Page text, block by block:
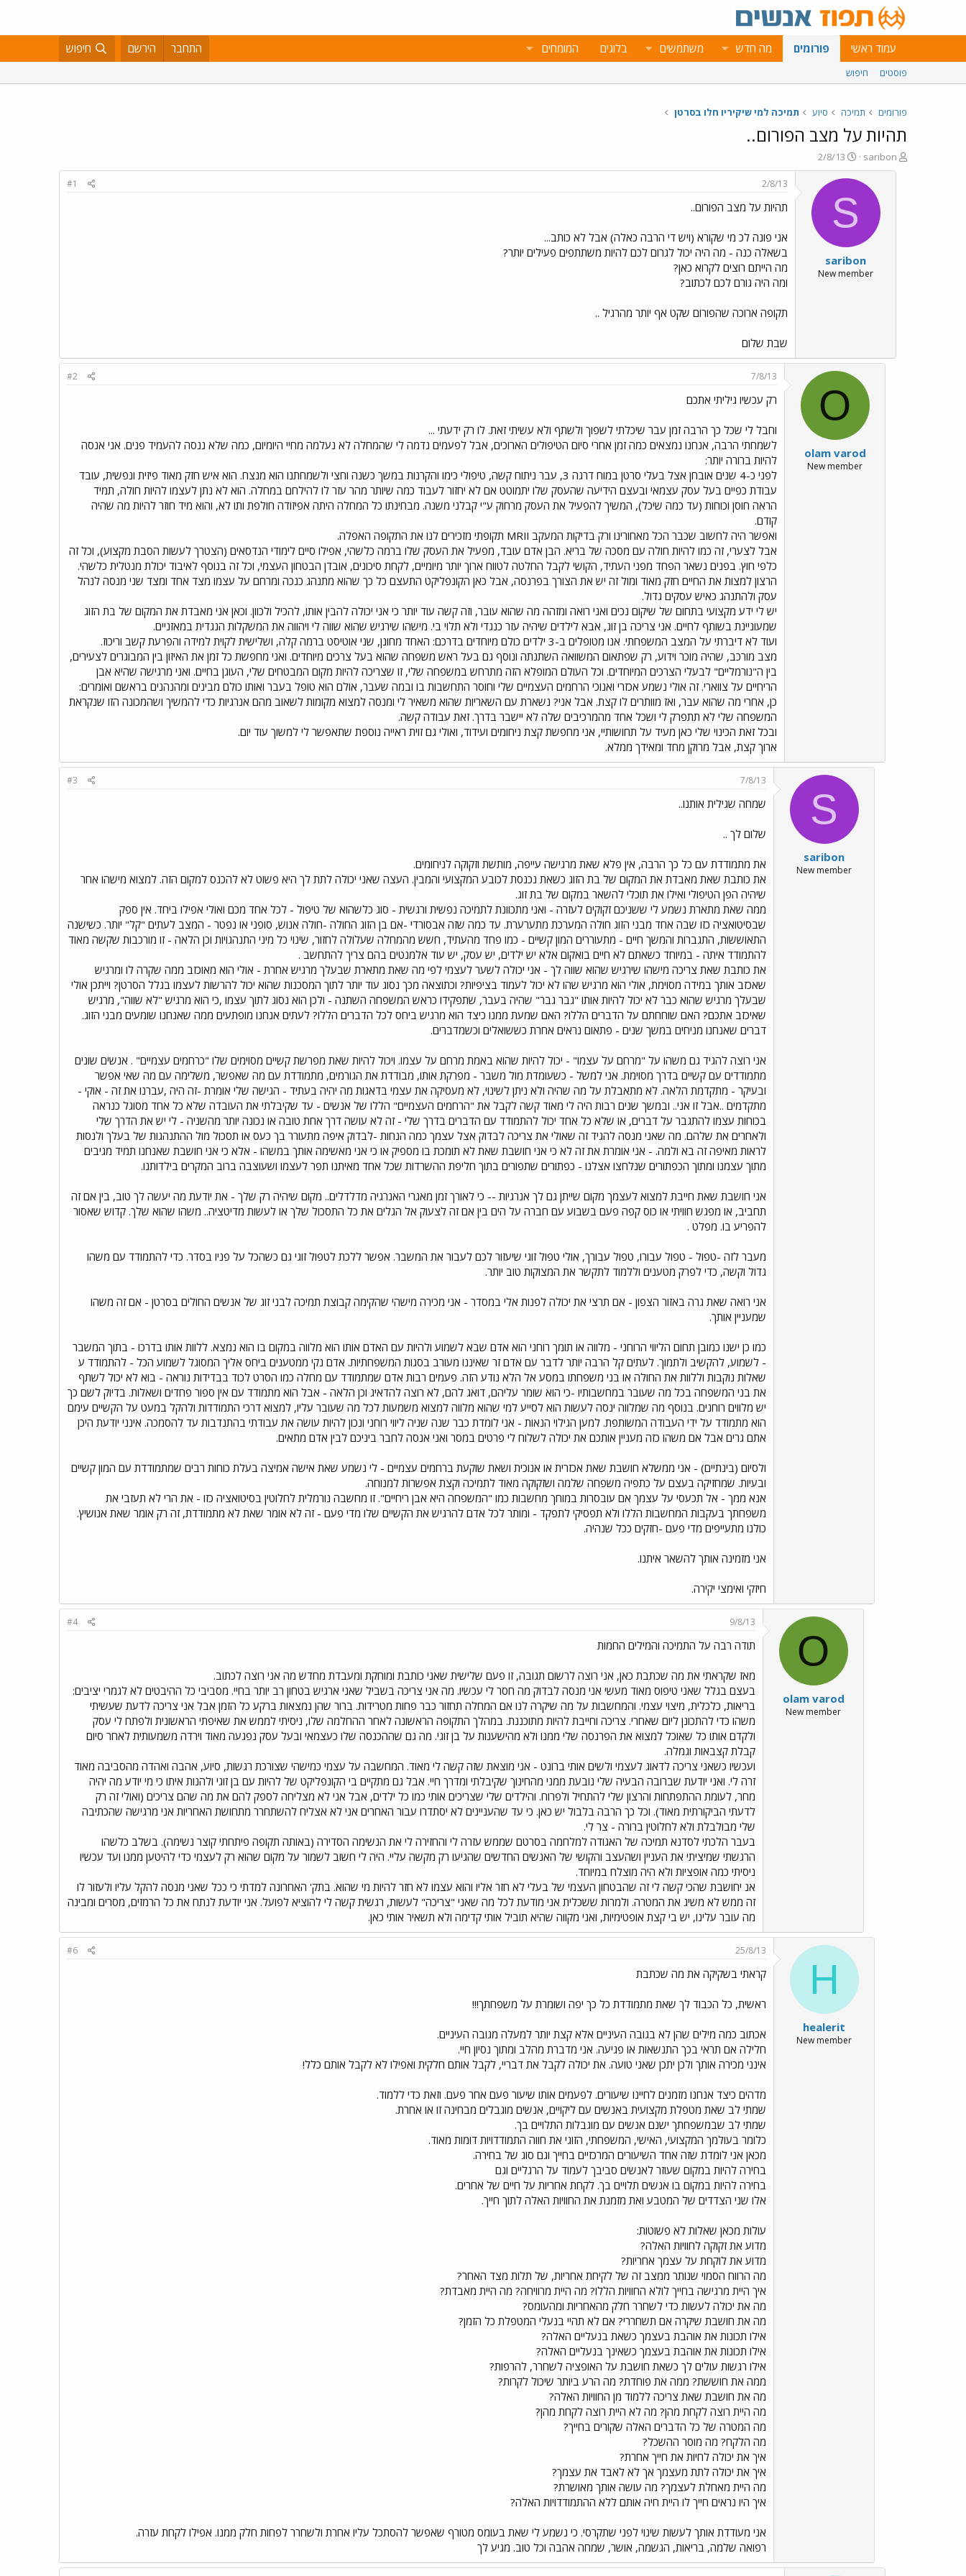
עמוד ראשי פורומים מה חדש משתמשים בלוגים המומחים התחבר הירשם חיפוש
פוסטים חיפוש
פורומים תמיכה סיוע תמיכה למי שיקיריו חלו בסרטן
תהיות על מצב הפורום..
פ
ו
saribon
פ
ו
ר
ס
ם
א
ר
י
2/8/13
S
saribon
New member
2/8/13
#1
תהיות על מצב הפורום..
אני פונה לכ מי שקורא (ויש די הרבה כאלה) אבל לא כותב...
בשאלה כנה - מה היה יכול לגרום לכם להיות משתתפים פעילים יותר?
מה הייתם רוצים לקרוא כאן?
ומה היה גורם לכם לכתוב?
תקופה ארוכה שהפורום שקט אף יותר מהרגיל ..
שבת שלום
O
olam varod
New member
7/8/13
#2
רק עכשיו גיליתי אתכם
וחבל לי שכל כך הרבה זמן עבר שיכלתי לשפוך ולשתף ולא עשיתי זאת. לו רק ידעתי ...
לשמחתי הרבה, אנחנו נמצאים כמה זמן אחרי סיום הטיפולים הארוכים, אבל לפעמים נדמה לי שהמחלה לא נעלמה מחיי היומיום, כמה שלא ננסה להעמיד פנים. אני אנסה
להיות ברורה יותר:
לפני כ-4 שנים אובחן אצל בעלי סרטן במוח דרגה 3, עבר ניתוח קשה, טיפולי כימו והקרנות במשך כשנה וחצי ולשמחתנו הוא מנצח. הוא איש חזק מאוד פיזית ונפשית, עובד
עבודת כפיים בעל עסק עצמאי ובעצם הידיעה שהעסק שלו יתמוטט אם לא יחזור לעבוד כמה שיותר מהר עזר לו להילחם במחלה. הוא לא נתן לעצמו להיות חולה, תמיד
הראה חוסן וכוחות (עד כמה שיכל), המשיך להפעיל את העסק מרחוק ע"י קבלני משנה. מבחינתו כל המחלה היתה אפיזודה חולפת ותו לא, והוא מיד חוזר להיות מה שהיה
קודם.
ואפשר היה לחשוב שכבר הכל מאחורינו ורק בדיקות המעקב וMRI תקופתי מזכירים לנו את התקופה האפלה.
אבל לצערי, זה כמו להיות חולה עם מסכה של בריא. הבן אדם עובד, מפעיל את העסק שלו ברמה כלשהי, אפילו סיים לימודי הנדסאים (הצטרך לעשות הסבת מקצוע), וכל זה
כלפי חוץ. בפנים נשאר הפחד מפני העתיד, הקושי לקבל החלטה לטווח ארוך יותר מיומיים, לקחת סיכונים, אובדן הבטחון העצמי, וכל זה בנוסף לאיבוד יכולת מנטלית כלשהי.
הרצון למצות את החיים חזק מאוד ומול זה יש את הצורך בפרנסה, אבל כאן הקונפליקט התעצם כל כך שהוא מתנהג כנכה ומרחם על עצמו מצד אחד ומצד שני מנסה לנהל
עסק ולהתנהג כאיש עסקים גדול.
יש לי ידע מקצועי בתחום של שיקום נכים ואני רואה ומזהה מה שהוא עובר, וזה קשה עוד יותר כי אני יכולה להבין אותו, להכיל ולכוון. וכאן אני מאבדת את המקום של בת הזוג
שמעוניינת בשותף לחיים. אני צריכה בן זוג, אבא לילדים שיהיה עזר כנגדי ולא תלוי בי. מישהו שירגיש שהוא שווה לי ויהווה את המשקלות הנגדית במאזניים.
ועוד לא דיברתי על המצב המשפחתי. אנו מטופלים ב-3 ילדים כולם מיוחדים בדרכם: האחד מחונן, שני אוטיסט ברמה קלה, ושלישית לקוית למידה והפרעת קשב וריכוז.
מצב מורכב, שהיה מוכר וידוע, רק שפתאום המשוואה השתנתה ונוסף גם בעל ראש משפחה שהוא בעל צרכים מיוחדים. ואני מחפשת כל זמן את האיזון בין המבוגרים לצעירים,
בין ה"נורמליים" לבעלי הצרכים המיוחדים. וכל העולם המופלא הזה מתרחש במשפחה שלי, זו שצריכה להיות מקום המבטחים שלי, העוגן בחיים. ואני מרגישה שהיא אבן
הריחיים על צווארי. זה אולי נשמע אכזרי ואנוכי הרחמים העצמיים שלי וחוסר התחשבות בו ובמה שעבר, אולם הוא טופל בעבר ואותו כולם מבינים ומהנהנים בראשם ואומרים:
כן, אחרי מה שהוא עבר, ואז מוותרים לו קצת. אבל אני? נשארת עם השאריות שהוא משאיר לי ומנסה למצוא מקומות לשאוב מהם אנרגיות כדי להמשיך ושהמכונה הזו שנקראת
המשפחה שלי לא תתפרק לי ושכל אחד מהמרכיבים שלה לא יישבר בדרך. זאת עבודה קשה.
ובכל זאת הכינוי שלי כאן מעיד על תחושותיי, אני מחפשת קצת ניחומים ועידוד, ואולי גם זוית ראייה נוספת שתאפשר לי למשוך עוד יום.
ארוך קצת, אבל מרוקן מחד ומאידך ממלא.
S
saribon
New member
7/8/13
#3
שמחה שגילית אותנו..
שלום לך ..
את מתמודדת עם כל כך הרבה, אין פלא שאת מרגישה עייפה, מותשת וזקוקה לניחומים.
את כותבת שאת מאבדת את המקום של בת הזוג כשאת נכנסת לכובע המקצועי והמבין. העצה שאני יכולה לתת לך היא פשוט לא להכנס למקום הזה. למצוא מישהו אחר
שיהיה הפן הטיפולי ואילו את תוכלי להשאר במקום של בת זוג.
ממה שאת מתארת נשמע לי ששניכם זקוקים לעזרה - ואני מתכוונת לתמיכה נפשית ורגשית - סוג כלשהוא של טיפול - לכל אחד מכם ואולי אפילו ביחד. אין ספק
שבסיטואציה כזו שבה אחד מבני הזוג חולה המערכת מתערערת. עד כמה שזה אבסורדי -אם בן הזוג החולה -חולה אנוש, סופני או נפטר - המצב לעתים "קל" יותר. כשישנה
התאוששות, התגברות והמשך חיים - מתעוררים המון קשיים - כמו פחד מהעתיד, חשש מהמחלה שעלולה לחזור, שינוי כל מיני התנהגויות וכן הלאה - זו מורכבות שקשה מאוד
להתמודד איתה - במיוחד כשאתם לא חיים בואקום אלא יש ילדים, יש עסק, יש עוד אלמנטים בהם צריך להתחשב .
את כותבת שאת צריכה מישהו שירגיש שהוא שווה לך - אני יכולה לשער לעצמי לפי מה שאת מתארת שבעלך מרגיש אחרת - אולי הוא מאוכזב ממה שקרה לו ומרגיש
שאכזב אותך במידה מסוימת, אולי הוא מרגיש שהו לא יכול לעמוד בציפיות? וכתוצאה מכך נסוג עוד יותר לתוך המסכנות שהוא יכול להרשות לעצמו בגלל הסרטן? וייתכן אולי
שבעלך מרגיש שהוא כבר לא יכול להיות אותו "גבר גבר" שהיה בעבר, שתפקידו כראש המשפחה השתנה - ולכן הוא נסוג לתוך עצמו ,כי הוא מרגיש "לא שווה", מרגיש
שאיכזב אתכם? האם שוחחתם על הדברים הללו? האם שמעת ממנו כיצד הוא מרגיש ביחס לכל הדברים הללו? לעתים אנחנו מופתעים ממה שאנחנו שומעים מבני הזוג.
דברים שאנחנו מניחים במשך שנים - פתאום נראים אחרת כששואלים וכשמדברים.
אני רוצה להגיד גם משהו על "מרחם על עצמו" - יכול להיות שהוא באמת מרחם על עצמו. ויכול להיות שאת מפרשת קשיים מסוימים שלו "כרחמים עצמיים" . אנשים שונים
מתמודדים עם קשיים בדרך מסוימת. אני למשל - כשעומדת מול משבר - מפרקת אותו, מבודדת את הגורמים, מתמודדת עם מה שאפשר, משלימה עם מה שאי אפשר
ובעיקר - מתקדמת הלאה. לא מתאבלת על מה שהיה ולא ניתן לשינוי, לא מעסיקה את עצמי בדאגות מה יהיה בעתיד - הגישה שלי אומרת -זה היה ,עברנו את זה - אוקי -
מתקדמים ..אבל זו אני.. ובמשך שנים רבות היה לי מאוד קשה לקבל את "הרחמים העצמיים" הללו של אנשים - עד שקיבלתי את העובדה שלא כל אחד מסוגל כנראה
בכוחות עצמו להתגבר על דברים, או שלא כל אחד יכול להתמודד עם הדברים בדרך שלי - זה לא עושה דרך אחת טובה או נכונה יותר מהשניה - לי יש את הדרך שלי
ולאחרים את שלהם. מה שאני מנסה להגיד זה שאולי את צריכה לבדוק אצל עצמך כמה הנחות -לבדוק איפה מתעורר בך כעס או תסכול מול ההתנהגות של בעלך ולנסות
לראות מאיפה זה בא ולמה. - אני אומרת את זה לא כי אני חושבת שאת לא תומכת בו מספיק או כי אני מאשימה אותך במשהו - אלא כי אני חושבת שאנחנו תמיד מגיבים
מתוך עצמנו ומתוך הכפתורים שנלחצו אצלנו - כפתורים שתפורים בתוך חליפת ההשרדות שכל אחד מאיתנו תפר לעצמו ושעוצבה ברוב המקרים בילדותנו.
אני חושבת שאת חייבת למצוא לעצמך מקום שייתן גם לך אנרגיות -- כי לאורך זמן מאגרי האנרגיה מדלדלים.. מקום שיהיה רק שלך - את יודעת מה יעשה לך טוב, בין אם זה
תחביב, או מפגש חוויתי או כוס קפה פעם בשבוע עם חברה על הים בין אם זה לצעוק אל הגלים את כל התסכול שלך או לעשות מדיטציה.. משהו שהוא שלך. קדוש שאסור
להפריע בו. מפלט .
מעבר לזה -טפול - טפול עבורו, טפול עבורך, אולי טפול זוגי שיעזור לכם לעבור את המשבר. אפשר ללכת לטפול זוגי גם כשהכל על פניו בסדר. כדי להתמודד עם משהו
גדול וקשה, כדי לפרק מטענים וללמוד לתקשר את המצוקות טוב יותר.
אני רואה שאת גרה באזור הצפון - אם תרצי את יכולה לפנות אלי במסדר - אני מכירה מישהי שהקימה קבוצת תמיכה לבני זוג של אנשים החולים בסרטן - אם זה משהו
שמעניין אותך.
כמו כן ישנו כמובן תחום הליווי הרוחני - מלווה או תומך רוחני הוא אדם שבא לשמוע ולהיות עם האדם אותו הוא מלווה במקום בו הוא נמצא. ללוות אותו בדרכו - בתוך המשבר
- לשמוע, להקשיב ולתמוך. לעתים קל הרבה יותר לדבר עם אדם זר שאיננו מעורב בסגות המשפחתיות. אדם נקי ממטענים ביחס אליך המסוגל לשמוע הכל - להתמודד ע
שאלות נוקבות וללוות את החולה או בני משפחתו במסע אל הלא נודע הזה. פעמים רבות אדם שמתמודד עם מחלה כמו הסרט לכוד בבדידות נוראה - בוא לא יכול לשתף
את בני המשפחה בכל מה שעובר במחשבותיו -כי הוא שומר עליהם, דואג להם, לא רוצה להדאיג וכן הלאה - אבל הוא מתמודד עם אין ספור פחדים ושאלות. בדיוק לשם כך
יש מלווים רוחנים. בנוסף מה שמלווה ינסה לעשות הוא לסייע למי שהוא מלווה למצוא משמעות לכל מה שעובר עליו, למצוא דרכי התמודדות ולהקל במעט על הקשיים עימם
הוא מתמודד על ידי העבודה המשותפת. למען הגילוי הנאות - אני לומדת כבר שנה שניה ליווי רוחני ונכון להיות עושה את עבודתי בהתנדבות עד להסמכה. אינני יודעת היכן
אתם גרים אבל אם משהו כזה מעניין אותכם את יכולה לשלוח לי פרטים במסר ואני אנסה לחבר ביניכם לבין אדם מתאים.
ולסיום (בינתיים) - אני ממשלא חושבת שאת אכזרית או אנוכית ושאת שוקעת ברחמים עצמיים - לי נשמע שאת אישה אמיצה בעלת כוחות רבים שמתמודדת עם המון קשיים
ובעיות. שמחזיקה בעצם על כתפיה משפחה שלמה ושזקוקה מאוד לתמיכה וקצת אפשרות למנוחה.
אנא ממך - אל תכעסי על עצמך אם עובסרות במוחך מחשבות כמו "המשפחה היא אבן ריחיים". זו מחשבה נורמלית לחלוטין בסיטואציה כזו - את הרי לא תעזבי את
משפחתך בעקבות המחשבות הללו ולא תפסיקי לתפקד - ומותר לכל אדם להרגיש את הקשיים שלו מדי פעם - זה לא אומר שאת לא מתמודדת, זה רק אומר שאת אנושיץ.
כולנו מתעייפים מדי פעם -חזקים ככל שנהיה.
אני מזמינה אותך להשאר איתנו.
חיזקי ואימצי יקירה.
O
olam varod
New member
9/8/13
#4
תודה רבה על התמיכה והמילים החמות
מאז שקראתי את מה שכתבת כאן, אני רוצה לרשום תגובה, זו פעם שלישית שאני כותבת ומוחקת ומעבדת מחדש מה אני רוצה לכתוב.
בעצם בגלל שאני טיפוס מאוד מעשי אני מנסה לבדוק מה חסר לי עכשיו. מה אני צריכה בשביל שאני ארגיש בטחון רב יותר בחיי. מסביבי כל ההיבטים לא לגמרי יציבים:
בריאות, כלכלית, מיצוי עצמי. והמחשבות על מה שיקרה לנו אם המחלה תחזור כבר פחות מטרידות. ברור שהן נמצאות ברקע כל הזמן אבל אני צריכה לדעת שעשיתי
משהו כדי להתכונן ליום שאחרי. צריכה וחייבת להיות מתוכננת. במהלך התקופה הראשונה לאחר ההחלמה שלו, ניסיתי לממש את שאיפתי הראשונית ולפתח לי עסק
ולקדם אותו כל שאוכל למצוא את הפרנסה שלי ממנו ולא מהישענות על בן זוגי. מה גם שההכנסה שלו כעצמאי ובעל עסק נפגעה מאוד וירדה משמעותית לאחר סיום
קבלת קצבאות וגמלה.
ועכשיו כשאני צריכה לדאוג לעצמי ולשים אותי ברונט - אני מוצאת שזה קשה לי מאוד. המחשבה על עצמי כמישהי שצורכת רגשות, סיוע, אהבה ואהדה מהסביבה מאוד
זרה לי. ואני יודעת שברובה הבעיה שלי נובעת ממני מהחינוך שקיבלתי ומדרך חיי. אבל גם מתקיים בי הקונפליקט של להיות עם בן זוגי ולהנות איתו כי מי יודע מה יהיה
מחר, לעומת ההתפתחות והרצון שלי להתחיל ולפרוח. והילדים שלי שצריכים אותי כמו כל ילדים, אבל אני לא מצליחה לספק להם את מה שהם צריכים (ואולי זה רק
לדעתי הביקורתית מאוד). וכל כך הרבה בלבול יש כאן. כי עד שהעניינים לא יסתדרו עבור האחרים אני לא אצליח להשתחרר מתחושת האחריות אני מרגישה שהכתיבה
שלי מבולבלת ולא לחלוטין ברורה - צר לי.
בעבר הלכתי לסדנא תמיכה של האגודה למלחמה בסרטם שממש עזרה לי והחזירה לי את הנשימה הסדירה (באותה תקופה פיתחתי קוצר נשימה). בשלב כלשהו
הרגשתי שמיציתי את העניין ושהעצב והקושי של האנשים החדשים שהגיעו רק מקשה עליי. היה לי חשוב לשמור על מקום שהוא רק לעצמי כדי להיטען ממנו ועד עכשיו
ניסיתי כמה אופציות ולא היה מוצלח במיוחד.
אנ יחושבת שהכי קשה לי זה שהבטחון העצמי של בעלי לא חזר אליו והוא עצמו לא חזר להיות מי שהוא. בתק' האחרונה למדתי כי ככל שאני מנסה להקל עליו ולעזור לו
זה ממש לא משיג את המטרה. ולמרות ששכלית אני מודעת לכל מה שאני "צריכה" לעשות, רגשית קשה לי להוציא לפועל. אני יודעת לנתח את כל הרמזים, מסרים ומבינה
מה עובר עלינו, יש בי קצת אופטימיות, ואני מקווה שהיא תוביל אותי קדימה ולא תשאיר אותי כאן.
H
healerit
New member
25/8/13
#6
קראתי בשקיקה את מה שכתבת
ראשית, כל הכבוד לך שאת מתמודדת כל כך יפה ושומרת על משפחתך!!!
אכתוב כמה מילים שהן לא בגובה העיניים אלא קצת יותר למעלה מגובה העיניים.
חלילה אם תראי בכך התנשאות או פגיעה. אני מדברת מהלב ומתוך נסיון חיי.
אינני מכירה אותך ולכן יתכן שאני טועה. את יכולה לקבל את דבריי, לקבל אותם חלקית ואפילו לא לקבל אותם כלל!
מדהים כיצד אנחנו מזמנים לחיינו שיעורים. לפעמים אותו שיעור פעם אחר פעם. וזאת כדי ללמוד.
שמתי לב שאת מטפלת מקצועית באנשים עם ליקויים, אנשים מוגבלים מבחינה זו או אחרת.
שמתי לב שבמשפחתך ישנם אנשים עם מוגבלות התלויים בך.
כלומר בעולמך המקצועי, האישי, המשפחתי, הזוגי את חווה התמודדויות דומות מאוד.
מכאן אני לומדת שזה אחד השיעורים המרכזיים בחייך וגם סוג של בחירה.
בחירה להיות במקום שעוזר לאנשים סביבך לעמוד על הרגליים וגם
בחירה להיות במקום בו אנשים תלויים בך. לקחת אחריות על חיים של אחרים.
אלו שני הצדדים של המטבע ואת מזמנת את החוויות האלה לתוך חייך.
עולות מכאן שאלות לא פשוטות:
מדוע את זקוקה לחוויות האלה?
מדוע את לוקחת על עצמך אחריות?
מה הרווח הסמוי שנותר ממצב זה של לקיחת אחריות, של תלות מצד האחר?
איך היית מרגישה בחייך לולא החוויות הללו? מה היית מרוויחה? מה היית מאבדת?
מה את יכולה לעשות כדי לשחרר חלק מהאחריות ומהעומס?
מה את חושבת שיקרה אם תשחררי? אם לא תהיי בנעלי המטפלת כל הזמן?
אילו תכונות את אוהבת בעצמך כשאת בנעליים האלה?
אילו תכונות את אוהבת בעצמך כשאינך בנעליים האלה?
אילו רגשות עולים לך כשאת חושבת על האופציה לשחרר, להרפות?
ממה את חוששת? ממה את פוחדת? מה הרע ביותר שיכול לקרות?
מה את חושבת שאת צריכה ללמוד מן החוויות האלה?
מה היית רוצה לקחת מהן? מה לא היית רוצה לקחת מהן?
מה המטרה של כל הדברים האלה שקורים בחייך?
מה הלקח? מה מוסר ההשכל?
איך את יכולה לחיות את חייך אחרת?
איך את יכולה לתת מעצמך אך לא לאבד את עצמך?
מה היית מאחלת לעצמך? מה עושה אותך מאושרת?
איך היו נראים חייך לו היית חיה אותם ללא ההתמודדויות האלה?
אני מעודדת אותך לעשות שינוי לפני שתקרסי. כי נשמע לי שאת בעומס מטורף שאפשר להסתכל עליו אחרת ולשחרר לפחות חלק ממנו. אפילו לקחת עזרה.
רפואה שלמה, בריאות, הגשמה, אושר, שמחה אהבה וכל טוב. מגיע לך